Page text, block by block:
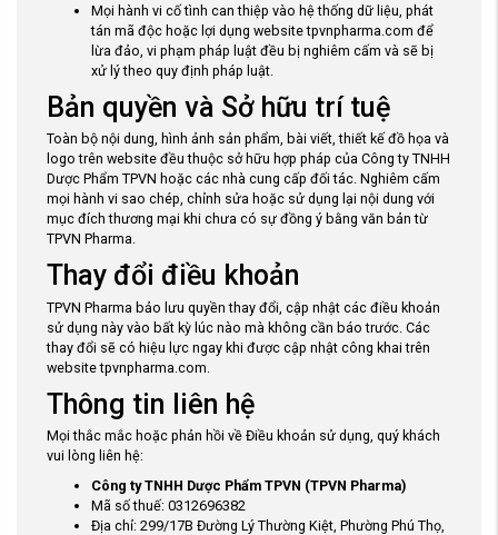
Mọi hành vi cố tình can thiệp vào hệ thống dữ liệu, phát
tán mã độc hoặc lợi dụng website tpvnpharma.com để
lừa đảo, vi phạm pháp luật đều bị nghiêm cấm và sẽ bị
xử lý theo quy định pháp luật.
Bản quyền và Sở hữu trí tuệ
Toàn bộ nội dung, hình ảnh sản phẩm, bài viết, thiết kế đồ họa và
logo trên website đều thuộc sở hữu hợp pháp của Công ty TNHH
Dược Phẩm TPVN hoặc các nhà cung cấp đối tác. Nghiêm cấm
mọi hành vi sao chép, chỉnh sửa hoặc sử dụng lại nội dung với
mục đích thương mại khi chưa có sự đồng ý bằng văn bản từ
TPVN Pharma.
Thay đổi điều khoản
TPVN Pharma bảo lưu quyền thay đổi, cập nhật các điều khoản
sử dụng này vào bất kỳ lúc nào mà không cần báo trước. Các
thay đổi sẽ có hiệu lực ngay khi được cập nhật công khai trên
website tpvnpharma.com.
Thông tin liên hệ
Mọi thắc mắc hoặc phản hồi về Điều khoản sử dụng, quý khách
vui lòng liên hệ:
Công ty TNHH Dược Phẩm TPVN (TPVN Pharma)
Mã số thuế: 0312696382
Địa chỉ: 299/17B Đường Lý Thường Kiệt, Phường Phú Thọ,